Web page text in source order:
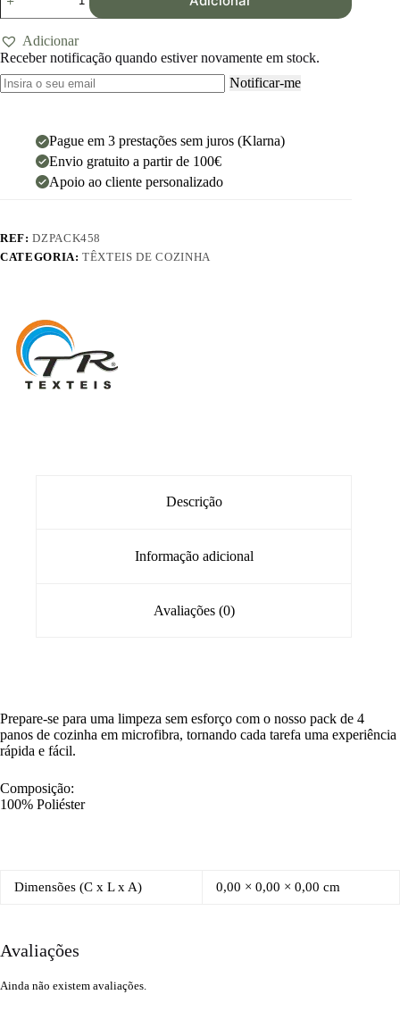
Adicionar
Receber notificação quando estiver novamente em stock.
Notificar-me
Pague em 3 prestações sem juros (Klarna)
Envio gratuito a partir de 100€
Apoio ao cliente personalizado
REF:DZPACK458
CATEGORIA:TÊXTEIS DE COZINHA
Descrição
Informação adicional
Avaliações (0)
Prepare-se para uma limpeza sem esforço com o nosso pack de 4
panos de cozinha em microfibra, tornando cada tarefa uma experiência
rápida e fácil.
Composição:
100% Poliéster
Dimensões (C x L x A) 0,00 × 0,00 × 0,00 cm
Avaliações
Ainda não existem avaliações.